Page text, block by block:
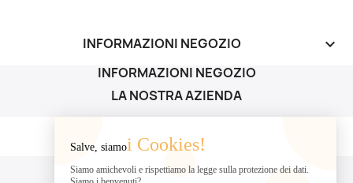
INFORMAZIONI NEGOZIO keyboard_arrow_down
INFORMAZIONI NEGOZIO
LA NOSTRA AZIENDA
LA NOSTRA AZIENDA
IL TUO ACCOUNT
Salve, siamoi Cookies!
Siamo amichevoli e rispettiamo la legge sulla protezione dei dati.